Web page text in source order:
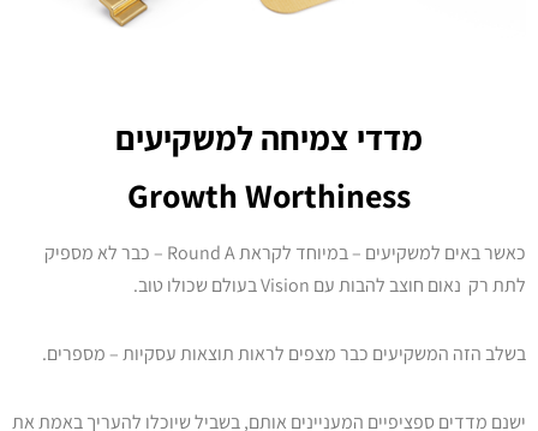
מדדי צמיחה למשקיעים
Growth Worthiness
כאשר באים למשקיעים – במיוחד לקראת Round A – כבר לא מספיק
לתת רק נאום חוצב להבות עם Vision בעולם שכולו טוב.
בשלב הזה המשקיעים כבר מצפים לראות תוצאות עסקיות – מספרים.
ישנם מדדים ספציפיים המעניינים אותם, בשביל שיוכלו להעריך באמת את